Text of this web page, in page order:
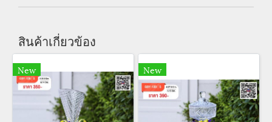
สินค้าเกี่ยวข้อง
New New